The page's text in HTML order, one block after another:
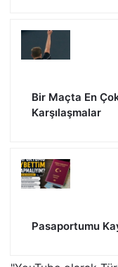
Bir Maçta En Çok
Karşılaşmalar
Pasaportumu